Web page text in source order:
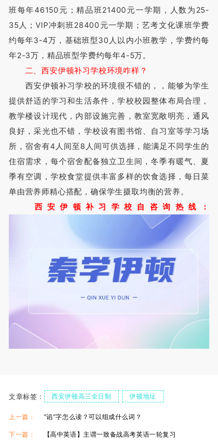
班每年46150元；精品班21400元一学期，人数为25-
35人；VIP冲刺班28400元一学期；艺考文化课班学费
约每年3-4万，基础班型30人以内小班教学，学费约每
年2-3万，精品班型学费约每年4-5万。
二、西安伊顿补习学校环境咋样？
西安伊顿补习学校的环境很不错的，，能够为学生
提供舒适的学习和生活条件，学校校园整体布局合理，
教学楼设计现代，内部设施完善，教室宽敞明亮，通风
良好，采光也不错，学校设有图书馆、自习室等学习场
所，宿舍有4人间至8人间可供选择，能满足不同学生的
住宿需求，每个宿舍配备独立卫生间，冬季有暖气、夏
季有空调，学校食堂提供丰富多样的饮食选择，每日菜
单由营养师精心搭配，确保学生摄取均衡的营养。
西安伊顿补习学校自咨询热线：
文章标签： 西安伊顿高三全日制 伊顿地址
伊顿食宿情况 伊顿单招复读学校
上一篇： “谄”字怎么读？可以组成什么词？
下一篇： 【高中英语】主谓一致备战高考英语一轮复习